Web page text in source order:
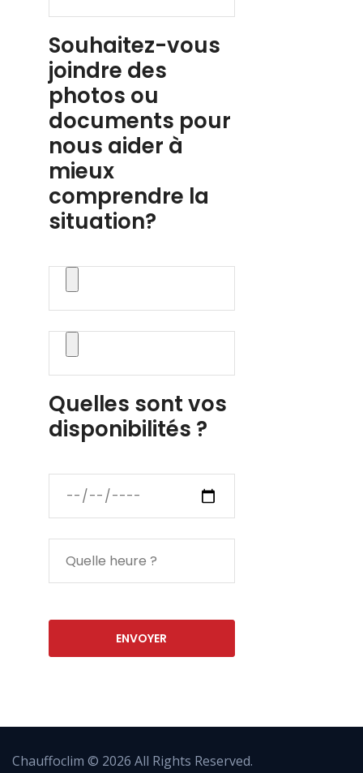
Souhaitez-vous
joindre des
photos ou
documents pour
nous aider à
mieux
comprendre la
situation?
Quelles sont vos
disponibilités ?
Chauffoclim © 2026 All Rights Reserved.